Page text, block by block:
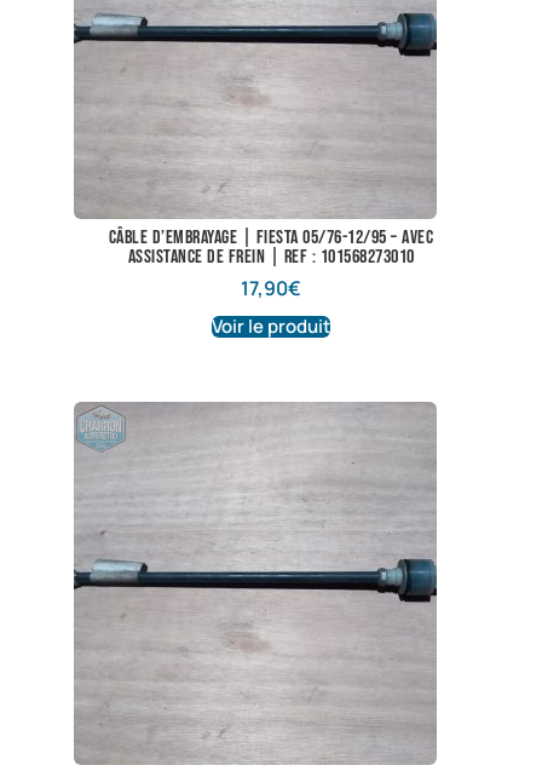
Câble d’embrayage | Fiesta 05/76-12/95 – avec
assistance de frein | Ref : 101568273010
17,90€
Voir le produit